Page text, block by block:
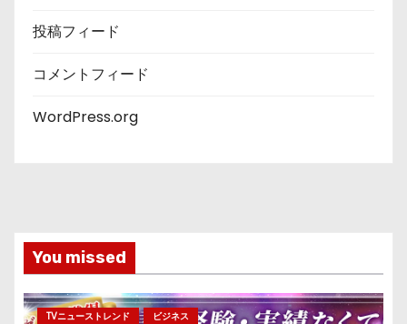
投稿フィード
コメントフィード
WordPress.org
You missed
TVニューストレンド ビジネス